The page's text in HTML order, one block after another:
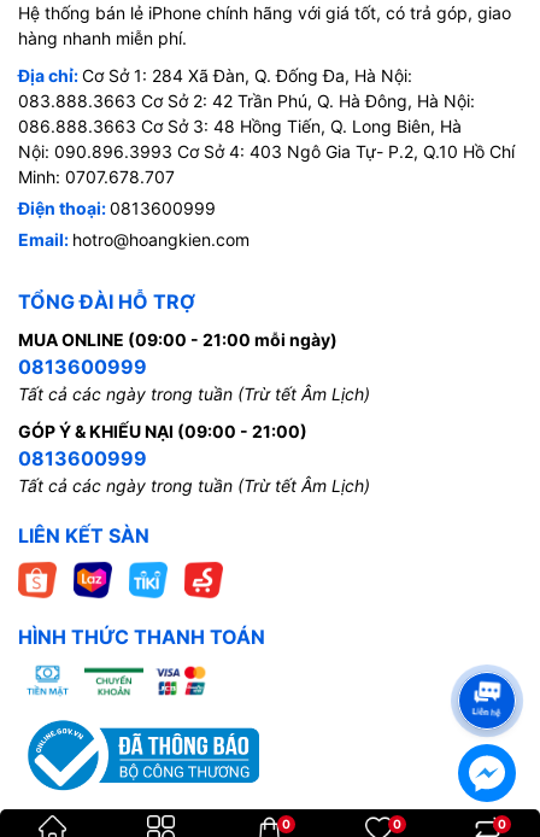
Hệ thống bán lẻ iPhone chính hãng với giá tốt, có trả góp, giao
hàng nhanh miễn phí.
Địa chỉ:Cơ Sở 1: 284 Xã Đàn, Q. Đống Đa, Hà Nội:
083.888.3663 Cơ Sở 2: 42 Trần Phú, Q. Hà Đông, Hà Nội:
086.888.3663 Cơ Sở 3: 48 Hồng Tiến, Q. Long Biên, Hà
Nội: 090.896.3993 Cơ Sở 4: 403 Ngô Gia Tự- P.2, Q.10 Hồ Chí
Minh: 0707.678.707
Điện thoại:0813600999
Email: hotro@hoangkien.com
TỔNG ĐÀI HỖ TRỢ
MUA ONLINE (09:00 - 21:00 mỗi ngày)
0813600999
Tất cả các ngày trong tuần (Trừ tết Âm Lịch)
GÓP Ý & KHIẾU NẠI (09:00 - 21:00)
0813600999
Tất cả các ngày trong tuần (Trừ tết Âm Lịch)
LIÊN KẾT SÀN
HÌNH THỨC THANH TOÁN
0 0 0